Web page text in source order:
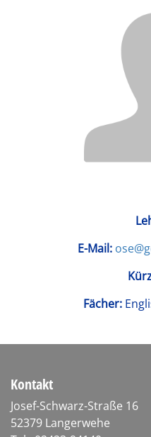
E-Mail:
Fächer:
Kontakt
Josef-Schwarz-Straße 16
52379 Langerwehe